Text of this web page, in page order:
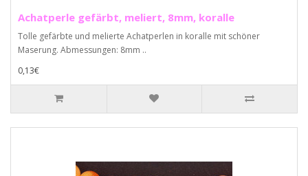
Achatperle gefärbt, meliert, 8mm, koralle
Tolle gefärbte und melierte Achatperlen in koralle mit schöner
Maserung. Abmessungen: 8mm ..
0,13€